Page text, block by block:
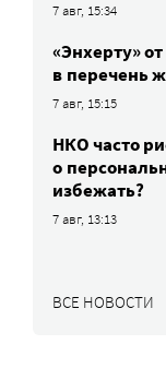
7 авг, 15:34
«Энхерту»
в перечень
7 авг, 15:15
НКО часто
о
избежать?
7 авг, 13:13
ВСЕ НОВОСТИ